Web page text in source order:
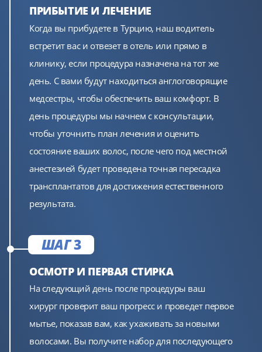
ПРИБЫТИЕ И ЛЕЧЕНИЕ
Когда вы прибудете в Турцию, наш водитель
встретит вас и отвезет в отель или прямо в
клинику, если процедура назначена на тот же
день. С вами будут находиться англоговорящие
медсестры, чтобы обеспечить ваш комфорт. В
день процедуры мы начнем с консультации,
чтобы уточнить план лечения и оценить
состояние ваших волос, после чего под местной
анестезией будет проведена точная пересадка
трансплантатов для достижения естественного
результата.
ШАГ3
ОСМОТР И ПЕРВАЯ СТИРКА
На следующий день после процедуры ваш
хирург проверит ваш прогресс и проведет первое
мытье, показав вам, как ухаживать за новыми
волосами. Вы получите набор для последующего